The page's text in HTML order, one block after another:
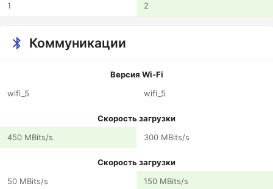
1
2
Коммуникации
Версия Wi-Fi
wifi_5
wifi_5
Скорость загрузки
450 MBits/s
300 MBits/s
Скорость загрузки
50 MBits/s
150 MBits/s